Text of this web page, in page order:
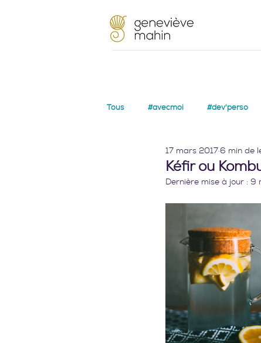
Tous #avecmoi #dev'perso
Kéfir ou
17 mars 2017 6 min de
Dernière mise à jour : 9